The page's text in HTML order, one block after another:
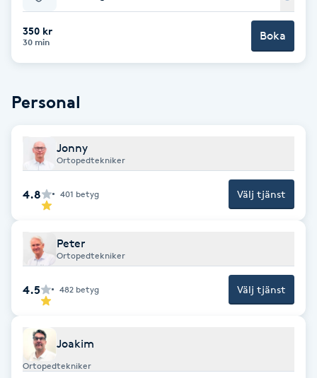
Babylights
Balayage
Bambumassage
Barber
BIAB
Blowout
Bottenfärg
Brynformning
350 kr
30 min Boka
Personal
Jonny
Ortopedtekniker
4.8 401 betyg Välj tjänst
Peter
Ortopedtekniker
4.5 482 betyg Välj tjänst
Joakim
Ortopedtekniker